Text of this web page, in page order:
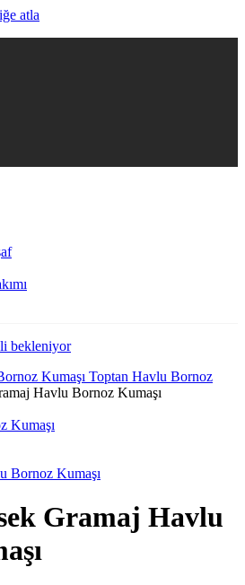
atla
Kumaşı Toptan Havlu Bornoz
Havlu Bornoz Kumaşı
Kumaşı
Bornoz Kumaşı
Gramaj Havlu